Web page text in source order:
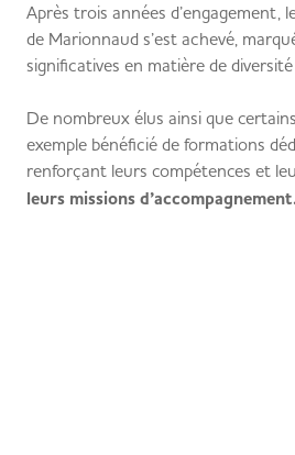
Après trois années d’engagement,
de Marionnaud s’est achevé,
significatives en matière de diversité
De nombreux élus ainsi que
exemple bénéficié de formations
renforçant leurs compétences et
leurs missions d’accompagnement.